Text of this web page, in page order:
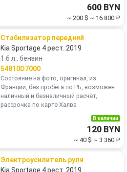
600 BYN
~ 200 $ ~ 16 800 ₽
Стабилизатор передний
Kia Sportage 4 рест. 2019
1.6 л., бензин
54810D7000
Состояние на фото, оригинал, из
Франции, без пробега по РБ, возможен
наличный и безналичный расчёт,
рассрочка по карте Халва
В наличии
120 BYN
~ 40 $ ~ 3 360 ₽
Электроусилитель руля
Kia Sportage 4 рест. 2019